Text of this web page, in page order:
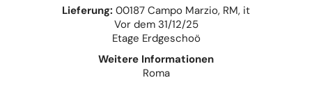
Lieferung: 00187 Campo Marzio, RM, it
Vor dem 31/12/25
Etage Erdgeschoö
Weitere Informationen
Roma